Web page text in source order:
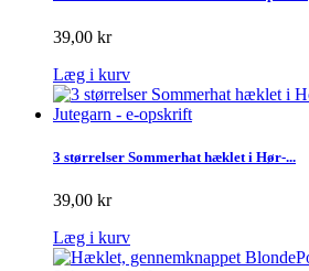
39,00 kr
Læg i kurv
3 størrelser Sommerhat hæklet i Hør-...
39,00 kr
Læg i kurv